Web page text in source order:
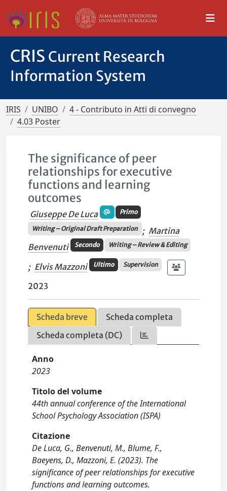
CRIS Current Research
Information System
IRIS UNIBO
4 - Contributo in Atti di convegno
4.03 Poster
The significance of peer
relationships for executive
functions and learning
outcomes
Giuseppe De Luca Primo
Writing – Original Draft Preparation ; Martina
Benvenuti
Secondo Writing – Review & Editing
; Elvis Mazzoni Ultimo Supervision
2023
Scheda breve
Scheda completa
Scheda completa (DC)
Anno
2023
Titolo del volume
44th annual conference of the International
School Psychology Association (ISPA)
Citazione
De Luca, G., Benvenuti, M., Blume, F.,
Baeyens, D., Mazzoni, E. (2023). The
significance of peer relationships for executive
functions and learning outcomes.